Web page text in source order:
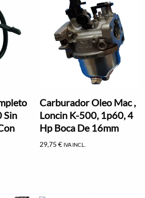
Sin
Carburador Oleo Mac ,
Loncin K-500, 1p60, 4
Hp Boca De 16mm
29,75€ IVA INCL.